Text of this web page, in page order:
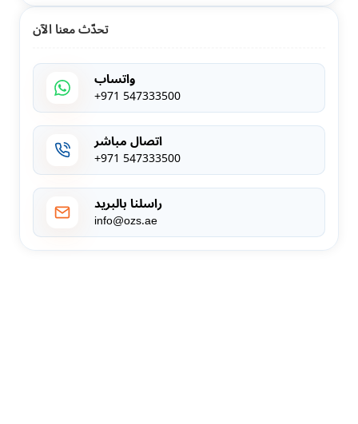
تحدّث معنا الآن
واتساب
+971 547333500
اتصال مباشر
+971 547333500
راسلنا بالبريد
info@ozs.ae